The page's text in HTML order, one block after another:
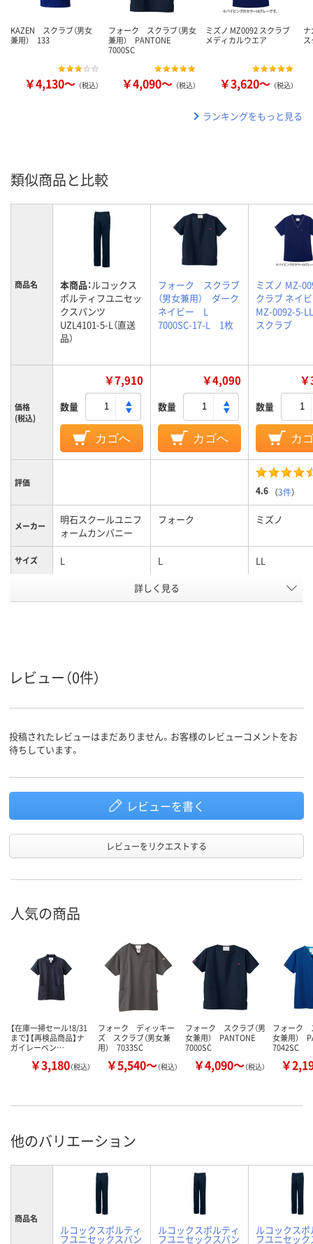
KAZEN スクラブ（男女
兼用） 133
￥4,130～ （税込）
フォーク スクラブ（男女
兼用） PANTONE
7000SC
￥4,090～ （税込）
ミズノ MZ0092 スクラブ
メディカルウエア
￥3,620～ （税込）
ランキングをもっと見る
類似商品と比較
商品名 本商品：ルコックス
ポルティフユニセッ
クスパンツ
UZL4101-5-L（直送
品）
フォーク スクラブ
（男女兼用） ダーク
ネイビー L
7000SC-17-L 1枚
ミズノ MZ-
クラブ ネイ
MZ-0092-5-
スクラブ
価格
(税込)
￥7,910
数量
カゴへ
￥4,090
数量
カゴへ
数量
カ
評価
4.6 （3件）
メーカー
明石スクールユニフ
ォームカンパニー
フォーク ミズノ
サイズ L L LL
詳しく見る
レビュー（0件）
投稿されたレビューはまだありません。お客様のレビューコメントをお
待ちしています。
レビューを書く
レビューをリクエストする
人気の商品
【在庫一掃セール！8/31
まで】【再検品商品】ナ
ガイレーベン…
￥3,180（税込）
フォーク ディッキー
ズ スクラブ（男女兼
用） 7033SC
￥5,540～（税込）
フォーク スクラブ（男
女兼用） PANTONE
7000SC
￥4,090～（税込）
フォーク
女兼用）
7042SC
￥
他のバリエーション
商品名
ルコックスポルティ
フユニセックスパン
ルコックスポルティ
フユニセックスパン
ルコックス
フユニセッ